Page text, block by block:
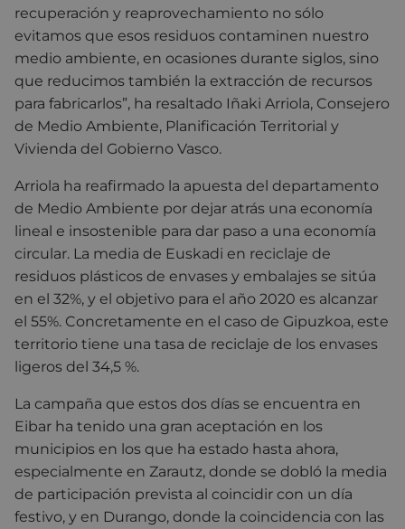
recuperación y reaprovechamiento no sólo
evitamos que esos residuos contaminen nuestro
medio ambiente, en ocasiones durante siglos, sino
que reducimos también la extracción de recursos
para fabricarlos”, ha resaltado Iñaki Arriola, Consejero
de Medio Ambiente, Planificación Territorial y
Vivienda del Gobierno Vasco.
Arriola ha reafirmado la apuesta del departamento
de Medio Ambiente por dejar atrás una economía
lineal e insostenible para dar paso a una economía
circular. La media de Euskadi en reciclaje de
residuos plásticos de envases y embalajes se sitúa
en el 32%, y el objetivo para el año 2020 es alcanzar
el 55%. Concretamente en el caso de Gipuzkoa, este
territorio tiene una tasa de reciclaje de los envases
ligeros del 34,5 %.
La campaña que estos dos días se encuentra en
Eibar ha tenido una gran aceptación en los
municipios en los que ha estado hasta ahora,
especialmente en Zarautz, donde se dobló la media
de participación prevista al coincidir con un día
festivo, y en Durango, donde la coincidencia con las